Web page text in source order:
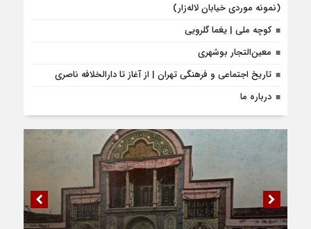
(نمونه موردی خیابان لاله‌زار)
کوچه ملی | یغما گلرویی
معین‌التجار بوشهری
تاریخ اجتماعی و فرهنگی تهران | از آغاز تا دارالخلافه ناصری
درباره ما